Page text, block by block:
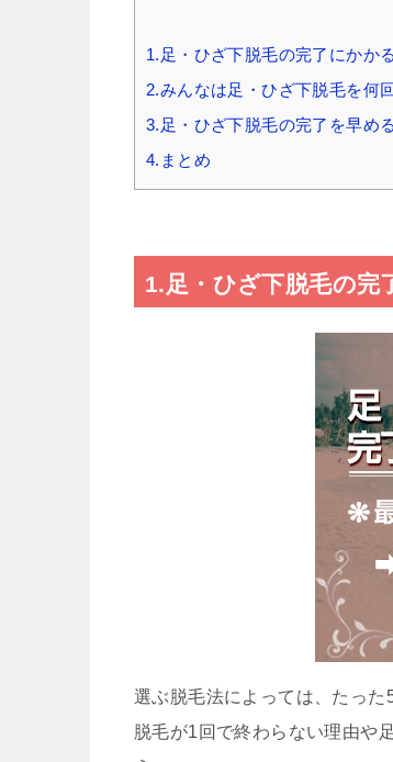
1.足・ひざ下脱毛の完了にかか
2.みんなは足・ひざ下脱毛を何
3.足・ひざ下脱毛の完了を早め
4.まとめ
1.足・ひざ下脱毛の完
選ぶ脱毛法によっては、たった
脱毛が1回で終わらない理由や